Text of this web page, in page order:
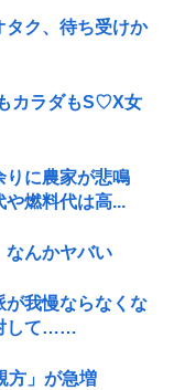
タク、待ち受けか
カラダもS♡X女
りに農家が悲鳴
燃料代は高...
なんかヤバい
が我慢ならなくな
して……
方」が急増